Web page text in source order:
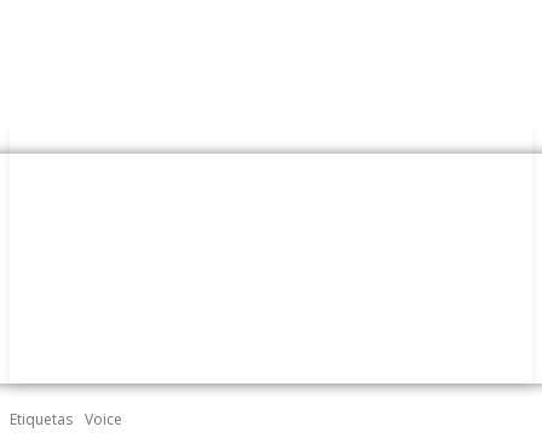
Etiquetas Voice